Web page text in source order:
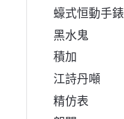
蠔式恒動手錶
黑水鬼
積加
江詩丹噸
精仿表